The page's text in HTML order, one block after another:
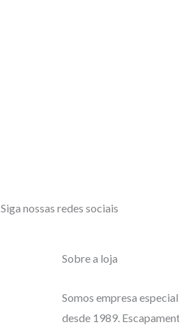
Siga nossas redes sociais
Sobre a loja
Somos empresa
desde 1989.